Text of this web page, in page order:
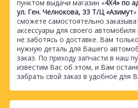
пунктом выдачи магазин «4Х4» по
ул. Ген. Челнокова, 33 Т/Ц «Азимут
сможете самостоятельно
аксессуары для своего
не заботясь о доставке. Вам
нужную деталь для Вашего
заказ. По приходу запчасти в наш
известим Вас об этом, и Вам
забрать свой заказ в удобное для